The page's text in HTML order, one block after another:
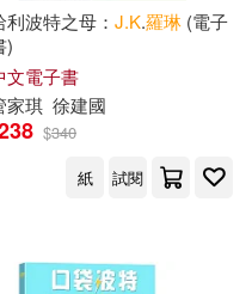
利波特之母： J.K.羅琳 (電子
)
文電子書
家琪 徐建國
$340
紙
試閱